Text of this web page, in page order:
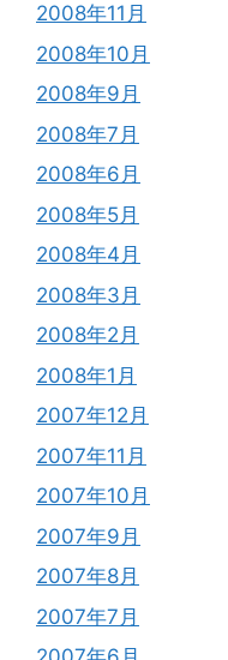
2008年11月
2008年10月
2008年9月
2008年7月
2008年6月
2008年5月
2008年4月
2008年3月
2008年2月
2008年1月
2007年12月
2007年11月
2007年10月
2007年9月
2007年8月
2007年7月